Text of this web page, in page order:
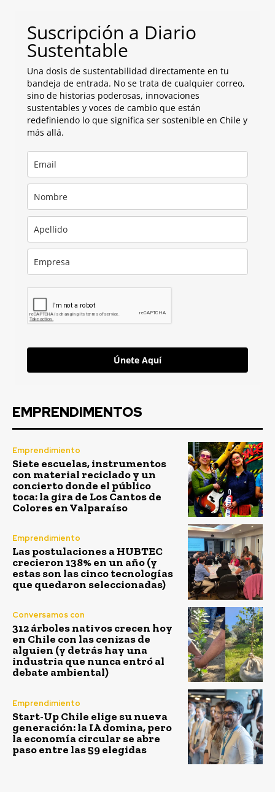
Suscripción a Diario
Sustentable
Una dosis de sustentabilidad directamente en tu
bandeja de entrada. No se trata de cualquier correo,
sino de historias poderosas, innovaciones
sustentables y voces de cambio que están
redefiniendo lo que significa ser sostenible en Chile y
más allá.
Únete Aquí
EMPRENDIMENTOS
Emprendimiento
Siete escuelas, instrumentos
con material reciclado y un
concierto donde el público
toca: la gira de Los Cantos de
Colores en Valparaíso
Emprendimiento
Las postulaciones a HUBTEC
crecieron 138% en un año (y
estas son las cinco tecnologías
que quedaron seleccionadas)
Conversamos con
312 árboles nativos crecen hoy
en Chile con las cenizas de
alguien (y detrás hay una
industria que nunca entró al
debate ambiental)
Emprendimiento
Start-Up Chile elige su nueva
generación: la IA domina, pero
la economía circular se abre
paso entre las 59 elegidas